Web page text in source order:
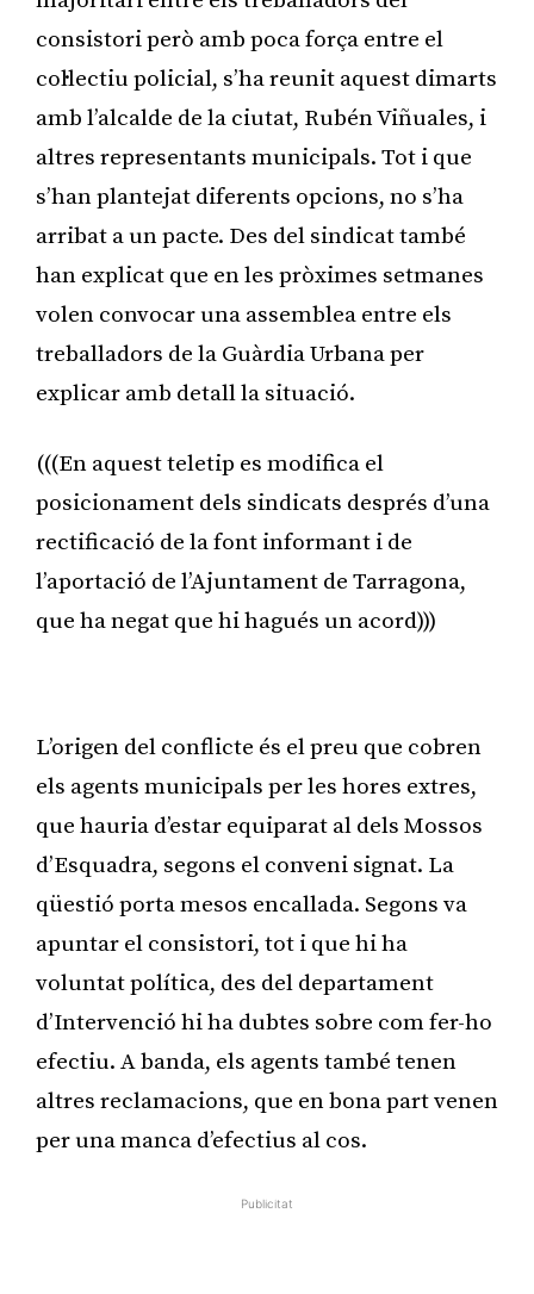
consistori però amb poca força entre el
col·lectiu policial, s’ha reunit aquest dimarts
amb l’alcalde de la ciutat, Rubén Viñuales, i
altres representants municipals. Tot i que
s’han plantejat diferents opcions, no s’ha
arribat a un pacte. Des del sindicat també
han explicat que en les pròximes setmanes
volen convocar una assemblea entre els
treballadors de la Guàrdia Urbana per
explicar amb detall la situació.
(((En aquest teletip es modifica el
posicionament dels sindicats després d’una
rectificació de la font informant i de
l’aportació de l’Ajuntament de Tarragona,
que ha negat que hi hagués un acord)))
L’origen del conflicte és el preu que cobren
els agents municipals per les hores extres,
que hauria d’estar equiparat al dels Mossos
d’Esquadra, segons el conveni signat. La
qüestió porta mesos encallada. Segons va
apuntar el consistori, tot i que hi ha
voluntat política, des del departament
d’Intervenció hi ha dubtes sobre com fer-ho
efectiu. A banda, els agents també tenen
altres reclamacions, que en bona part venen
per una manca d’efectius al cos.
Publicitat